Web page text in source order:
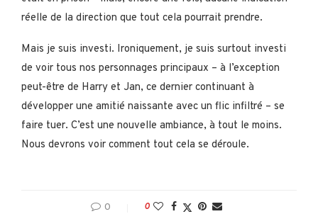
réelle de la direction que tout cela pourrait prendre.
Mais je suis investi. Ironiquement, je suis surtout investi
de voir tous nos personnages principaux – à l’exception
peut-être de Harry et Jan, ce dernier continuant à
développer une amitié naissante avec un flic infiltré – se
faire tuer. C’est une nouvelle ambiance, à tout le moins.
Nous devrons voir comment tout cela se déroule.
0 0